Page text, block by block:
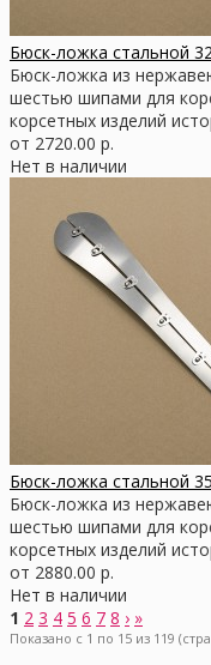
Бюск-ложка стальной
Бюск-ложка из
шестью шипами для
корсетных изделий
от 2720.00 р.
Нет в наличии
Бюск-ложка стальной
Бюск-ложка из
шестью шипами для
корсетных изделий
от 2880.00 р.
Нет в наличии
1 2 3 4 5 6 7 8 › »
Показано с 1 по 15 из 119